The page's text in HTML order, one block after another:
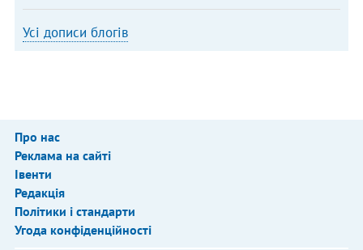
Усі дописи блогів
Про нас
Реклама на сайті
Івенти
Редакція
Політики і стандарти
Угода конфіденційності